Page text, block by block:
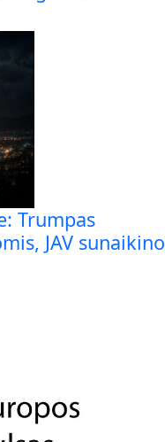
Trumpas
JAV sunaikino